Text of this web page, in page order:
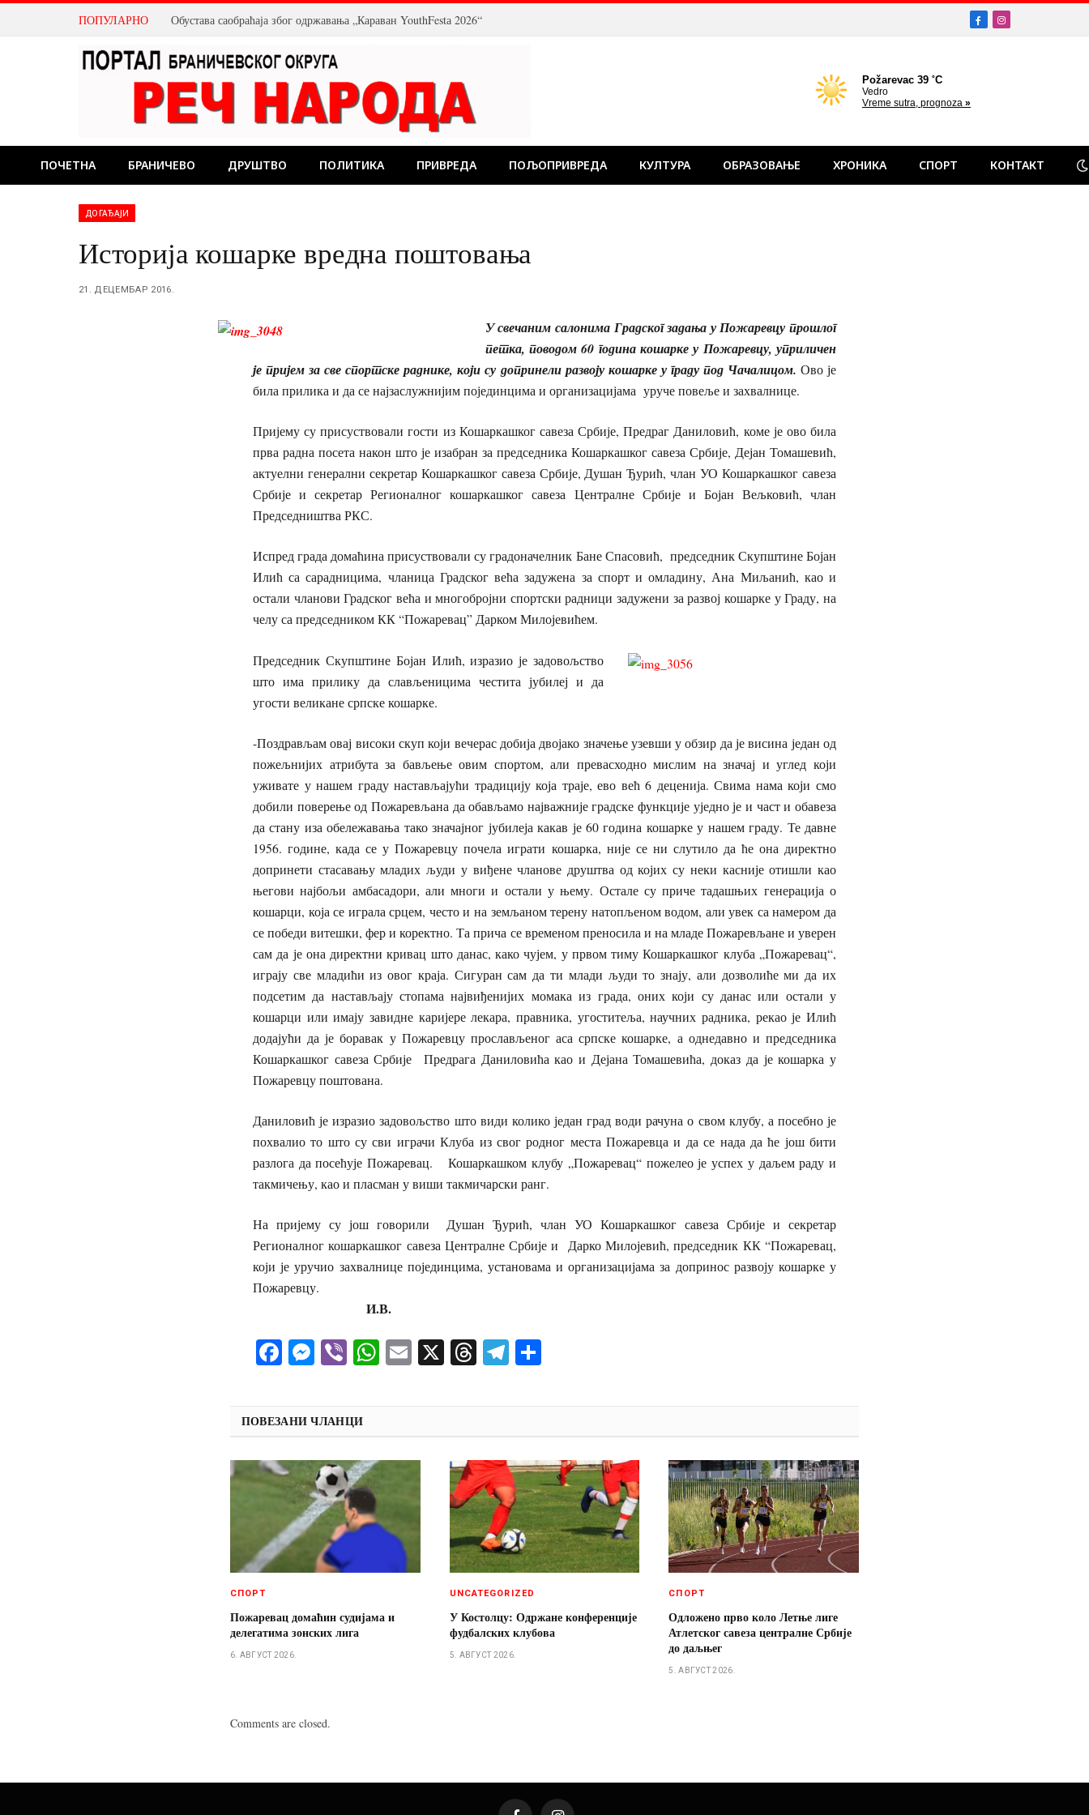
ПОПУЛАРНО Обустава саобраћаја због одржавања „Караван YouthFestа 2026“ FacebookInstagram
ПОЧЕТНА БРАНИЧЕВО ДРУШТВО ПОЛИТИКА ПРИВРЕДА ПОЉОПРИВРЕДА КУЛТУРА ОБРАЗОВАЊЕ ХРОНИКА СПОРТ КОНТАКТ
ДОГАЂАЈИ
Историја кошарке вредна поштовања
21. ДЕЦЕМБАР 2016.
У свечаним салонима Градског задања у Пожаревцу прошлог
петка, поводом 60 година кошарке у Пожаревцу, уприличен
је пријем за све спортске раднике, који су допринели развоју кошарке у граду под Чачалицом. Ово је
била прилика и да се најзаслужнијим појединцима и организацијама уруче повеље и захвалнице.
Пријему су присуствовали гости из Кошаркашког савеза Србије, Предраг Даниловић, коме је ово била
прва радна посета након што је изабран за председника Кошаркашког савеза Србије, Дејан Томашевић,
актуелни генерални секретар Кошаркашког савеза Србије, Душан Ђурић, члан УО Кошаркашког савеза
Србије и секретар Регионалног кошаркашког савеза Централне Србије и Бојан Вељковић, члан
Председништва РКС.
Испред града домаћина присуствовали су градоначелник Бане Спасовић, председник Скупштине Бојан
Илић са сарадницима, чланица Градског већа задужена за спорт и омладину, Ана Миљанић, као и
остали чланови Градског већа и многобројни спортски радници задужени за развој кошарке у Граду, на
челу са председником КК “Пожаревац” Дарком Милојевићем.
Председник Скупштине Бојан Илић, изразио је задовољство
што има прилику да слављеницима честита јубилеј и да
угости великане српске кошарке.
-Поздрављам овај високи скуп који вечерас добија двојако значење узевши у обзир да је висина један од
пожељнијих атрибута за бављење овим спортом, али превасходно мислим на значај и углед који
уживате у нашем граду настављајући традицију која траје, ево већ 6 деценија. Свима нама који смо
добили поверење од Пожаревљана да обављамо најважније градске функције уједно је и част и обавеза
да стану иза обележавања тако значајног јубилеја какав је 60 година кошарке у нашем граду. Те давне
1956. године, када се у Пожаревцу почела играти кошарка, није се ни слутило да ће она директно
допринети стасавању младих људи у виђене чланове друштва од којих су неки касније отишли као
његови најбољи амбасадори, али многи и остали у њему. Остале су приче тадашњих генерација о
кошарци, која се играла срцем, често и на земљаном терену натопљеном водом, али увек са намером да
се победи витешки, фер и коректно. Та прича се временом преносила и на младе Пожаревљане и уверен
сам да је она директни кривац што данас, како чујем, у првом тиму Кошаркашког клуба „Пожаревац“,
играју све младићи из овог краја. Сигуран сам да ти млади људи то знају, али дозволиће ми да их
подсетим да настављају стопама највиђенијих момака из града, оних који су данас или остали у
кошарци или имају завидне каријере лекара, правника, угоститеља, научних радника, рекао је Илић
додајући да је боравак у Пожаревцу прослављеног аса српске кошарке, а однедавно и председника
Кошаркашког савеза Србије Предрага Даниловића као и Дејана Томашевића, доказ да је кошарка у
Пожаревцу поштована.
Даниловић је изразио задовољство што види колико један град води рачуна о свом клубу, а посебно је
похвалио то што су сви играчи Клуба из свог родног места Пожаревца и да се нада да ће још бити
разлога да посећује Пожаревац. Кошаркашком клубу „Пожаревац“ пожелео је успех у даљем раду и
такмичењу, као и пласман у виши такмичарски ранг.
На пријему су још говорили Душан Ђурић, члан УО Кошаркашког савеза Србије и секретар
Регионалног кошаркашког савеза Централне Србије и Дарко Милојевић, председник КК “Пожаревац,
који је уручио захвалнице појединцима, установама и организацијама за допринос развоју кошарке у
Пожаревцу.
И.В.
Facebook
Messenger
ViberWhatsApp
Email
X ThreadsTelegram
ПОВЕЗАНИ ЧЛАНЦИ
СПОРТ
Пожаревац домаћин судијама и
делегатима зонских лига
6. АВГУСТ 2026.
UNCATEGORIZED
У Костолцу: Одржане конференције
фудбалских клубова
5. АВГУСТ 2026.
СПОРТ
Одложено прво коло Летње лиге
Атлетског савеза централне Србије
до даљњег
5. АВГУСТ 2026.
Comments are closed.